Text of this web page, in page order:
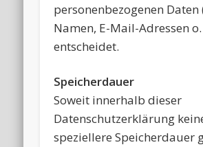
personenbezogenen Daten
Namen, E-Mail-Adressen o.
entscheidet.
Speicherdauer
Soweit innerhalb dieser
Datenschutzerklärung
speziellere Speicherdauer